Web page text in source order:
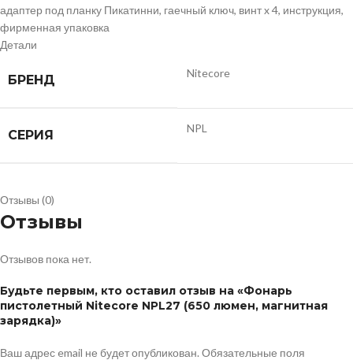
адаптер под планку Пикатинни, гаечный ключ, винт x 4, инструкция,
фирменная упаковка
Детали
БРЕНД Nitecore
СЕРИЯ NPL
Отзывы (0)
Отзывы
Отзывов пока нет.
Будьте первым, кто оставил отзыв на «Фонарь
пистолетный Nitecore NPL27 (650 люмен, магнитная
зарядка)»
Ваш адрес email не будет опубликован. Обязательные поля